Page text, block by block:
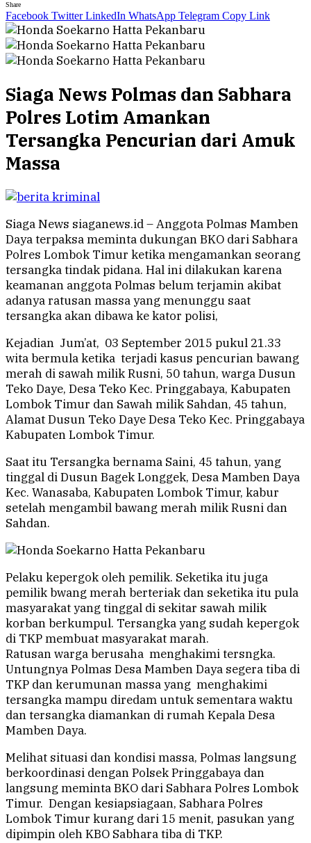
Share
Facebook Twitter LinkedIn WhatsApp Telegram Copy Link
Siaga News Polmas dan Sabhara
Polres Lotim Amankan
Tersangka Pencurian dari Amuk
Massa
Siaga News siaganews.id – Anggota Polmas Mamben
Daya terpaksa meminta dukungan BKO dari Sabhara
Polres Lombok Timur ketika mengamankan seorang
tersangka tindak pidana. Hal ini dilakukan karena
keamanan anggota Polmas belum terjamin akibat
adanya ratusan massa yang menunggu saat
tersangka akan dibawa ke kator polisi,
Kejadian Jum’at, 03 September 2015 pukul 21.33
wita bermula ketika terjadi kasus pencurian bawang
merah di sawah milik Rusni, 50 tahun, warga Dusun
Teko Daye, Desa Teko Kec. Pringgabaya, Kabupaten
Lombok Timur dan Sawah milik Sahdan, 45 tahun,
Alamat Dusun Teko Daye Desa Teko Kec. Pringgabaya
Kabupaten Lombok Timur.
​Saat itu Tersangka bernama Saini, 45 tahun, yang
tinggal di Dusun Bagek Longgek, Desa Mamben Daya
Kec. Wanasaba, Kabupaten Lombok Timur, kabur
setelah mengambil bawang merah milik Rusni dan
Sahdan.
Pelaku kepergok oleh pemilik. Seketika itu juga
pemilik bwang merah berteriak dan seketika itu pula
masyarakat yang tinggal di sekitar sawah milik
korban berkumpul. Tersangka yang sudah kepergok
di TKP membuat masyarakat marah.
Ratusan warga berusaha menghakimi tersngka.
Untungnya Polmas Desa Mamben Daya segera tiba di
TKP dan kerumunan massa yang menghakimi
tersangka mampu diredam untuk sementara waktu
dan tersangka diamankan di rumah Kepala Desa
Mamben Daya.
Melihat situasi dan kondisi massa, Polmas langsung
berkoordinasi dengan Polsek Pringgabaya dan
langsung meminta BKO dari Sabhara Polres Lombok
Timur. Dengan kesiapsiagaan, Sabhara Polres
Lombok Timur kurang dari 15 menit, pasukan yang
dipimpin oleh KBO Sabhara tiba di TKP.